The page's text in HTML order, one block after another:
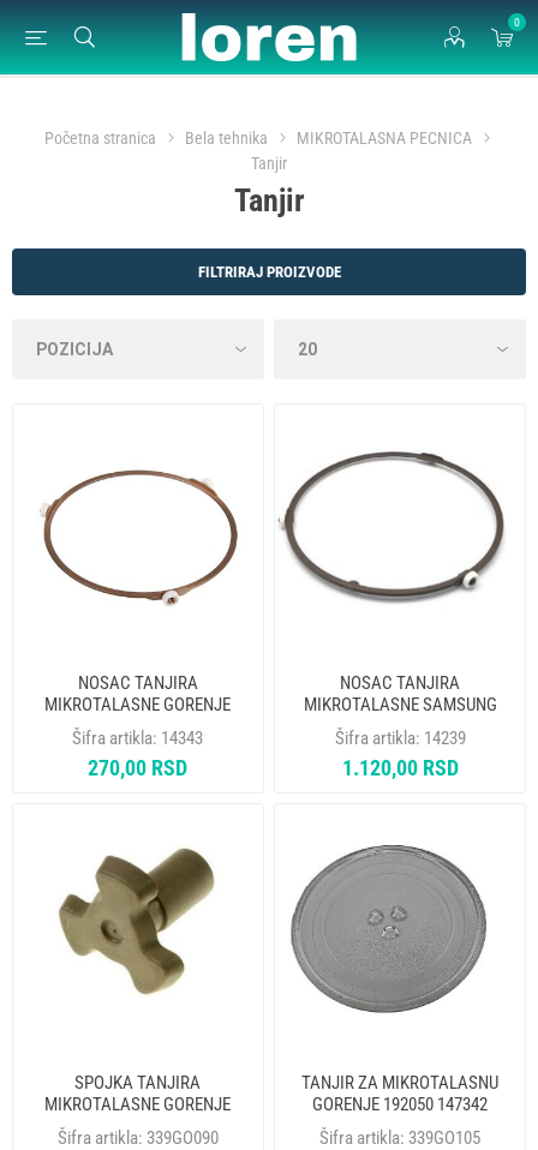
0
Početna stranica Bela tehnika
MIKROTALASNA PECNICA
Tanjir
Tanjir
FILTRIRAJ PROIZVODE
NOSAC TANJIRA
MIKROTALASNE GORENJE
491502 ORIGINAL
Šifra artikla: 14343
270,00 RSD
NOSAC TANJIRA
MIKROTALASNE SAMSUNG
DE97-00193B ORIGINAL
Šifra artikla: 14239
1.120,00 RSD
SPOJKA TANJIRA
MIKROTALASNE GORENJE
245341 A:104186 ORIGINAL
Šifra artikla: 339GO090
TANJIR ZA MIKROTALASNU
GORENJE 192050 147342
ORIGINAL
Šifra artikla: 339GO105